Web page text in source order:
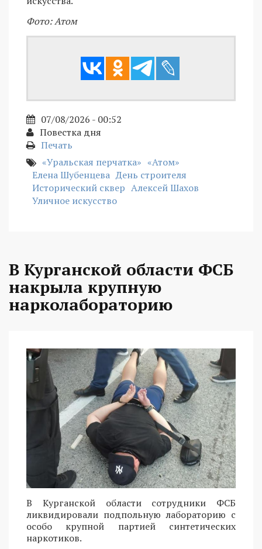
Фото: Атом
07/08/2026 - 00:52
Повестка дня
Печать
«Уральская перчатка» «Атом»
Елена Шубенцева День строителя
Исторический сквер Алексей Шахов
Уличное искусство
В Курганской области ФСБ
накрыла крупную
нарколабораторию
В Курганской области сотрудники ФСБ
ликвидировали подпольную лабораторию с
особо крупной партией синтетических
наркотиков.